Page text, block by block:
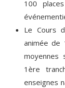
100
Le Cours
animée de
moyennes
1ère
enseignes